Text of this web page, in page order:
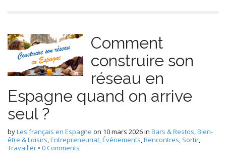
Comment
construire son
réseau en
Espagne quand on arrive
seul ?
byLes français en Espagne on 10 mars 2026in Bars & Restos,Bien-
être & Loisirs,Entrepreneuriat,Événements,Rencontres, Sortir,
Travailler • 0 Comments